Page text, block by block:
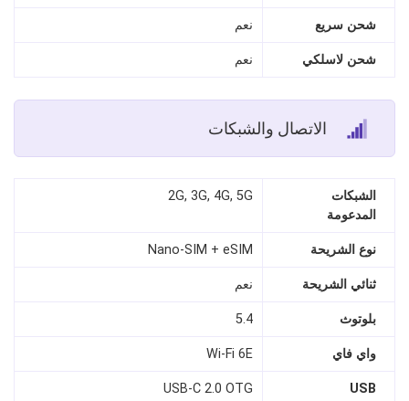
شحن سريع نعم
شحن لاسلكي نعم
الاتصال والشبكات
الشبكات
المدعومة
2G, 3G, 4G, 5G
نوع الشريحة Nano-SIM + eSIM
ثنائي الشريحة نعم
بلوتوث 5.4
واي فاي Wi‑Fi 6E
USB
USB‑C 2.0 OTG